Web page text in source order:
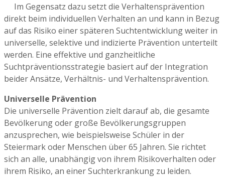
Im Gegensatz dazu setzt die Verhaltensprävention
direkt beim individuellen Verhalten an und kann in Bezug
auf das Risiko einer späteren Suchtentwicklung weiter in
universelle, selektive und indizierte Prävention unterteilt
werden. Eine effektive und ganzheitliche
Suchtpräventionsstrategie basiert auf der Integration
beider Ansätze, Verhältnis- und Verhaltensprävention.
Universelle Prävention
Die universelle Prävention zielt darauf ab, die gesamte
Bevölkerung oder große Bevölkerungsgruppen
anzusprechen, wie beispielsweise Schüler in der
Steiermark oder Menschen über 65 Jahren. Sie richtet
sich an alle, unabhängig von ihrem Risikoverhalten oder
ihrem Risiko, an einer Suchterkrankung zu leiden.